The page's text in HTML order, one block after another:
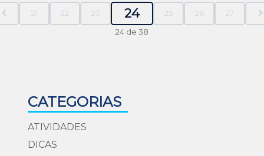
21 22 23 24 25 26 27
24 de 38
CATEGORIAS
ATIVIDADES
DICAS